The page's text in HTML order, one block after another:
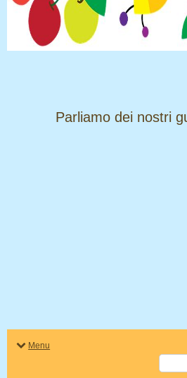
​​​​​​​Parliamo dei nostri
Menu